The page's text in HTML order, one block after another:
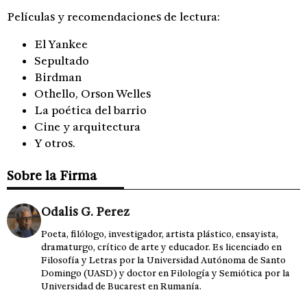
Películas y recomendaciones de lectura:
El Yankee
Sepultado
Birdman
Othello, Orson Welles
La poética del barrio
Cine y arquitectura
Y otros.
Sobre la Firma
Odalis G. Perez
Poeta, filólogo, investigador, artista plástico, ensayista,
dramaturgo, crítico de arte y educador. Es licenciado en
Filosofía y Letras por la Universidad Autónoma de Santo
Domingo (UASD) y doctor en Filología y Semiótica por la
Universidad de Bucarest en Rumanía.